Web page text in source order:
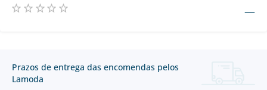
—
Prazos de entrega das encomendas pelos
Lamoda